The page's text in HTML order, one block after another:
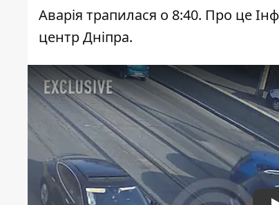
Аварія трапилася о 8:40. Про це
центр Дніпра.